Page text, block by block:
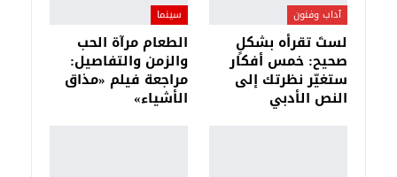
آداب وفنون
لستَ تقرأه بشكلٍ
صحيح: خمس أفكار
ستغيّر نظرتك إلى
النص الأدبي
سينما
الطعام مرآة الحب
والزمن والتفاصيل:
مراجعة فيلم «مذاق
الأشياء»